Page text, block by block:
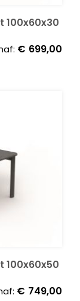
100x60x30
€ 699,00
100x60x50
€ 749,00